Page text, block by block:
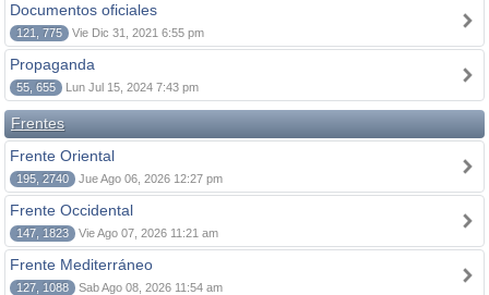
Documentos oficiales
121, 775 Vie Dic 31, 2021 6:55 pm
Propaganda
55, 655 Lun Jul 15, 2024 7:43 pm
Frentes
Frente Oriental
195, 2740 Jue Ago 06, 2026 12:27 pm
Frente Occidental
147, 1823 Vie Ago 07, 2026 11:21 am
Frente Mediterráneo
127, 1088 Sab Ago 08, 2026 11:54 am